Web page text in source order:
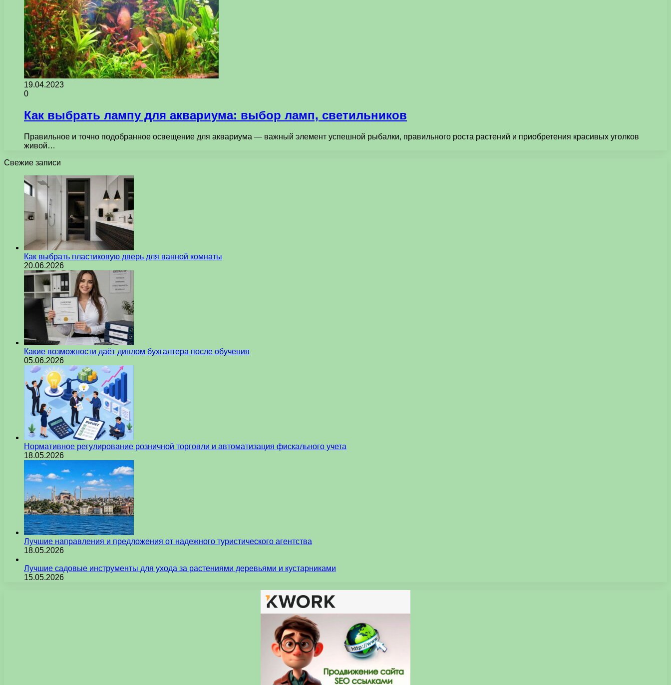
19.04.2023
0
Как выбрать лампу для аквариума: выбор ламп, светильников
Правильное и точно подобранное освещение для аквариума — важный элемент успешной рыбалки, правильного роста растений и приобретения красивых уголков
живой…
Свежие записи
Как выбрать пластиковую дверь для ванной комнаты
20.06.2026
Какие возможности даёт диплом бухгалтера после обучения
05.06.2026
Нормативное регулирование розничной торговли и автоматизация фискального учета
18.05.2026
Лучшие направления и предложения от надежного туристического агентства
18.05.2026
Лучшие садовые инструменты для ухода за растениями деревьями и кустарниками
15.05.2026